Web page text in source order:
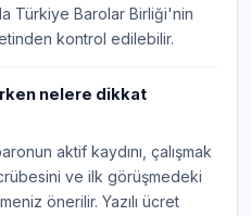
Türkiye Barolar Birliği'nin
kontrol edilebilir.
nelere dikkat
aktif kaydını, çalışmak
ve ilk görüşmedeki
önerilir. Yazılı ücret